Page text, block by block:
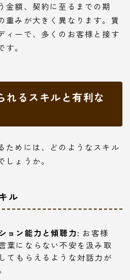
金額、契約に至るまでの期
重みが大きく異なります。賃
ィーで、多くのお客様と接す
。
れるスキルと有利な
ためには、どのようなスキル
ょうか。
ル
ョン能力と傾聴力: お客様
葉にならない不安を汲み取
てもらえるような対話力が